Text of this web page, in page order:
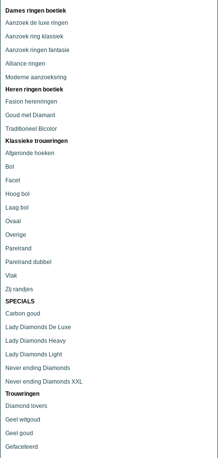
Dames ringen boetiek
Aanzoek de luxe ringen
Aanzoek ring klassiek
Aanzoek ringen fantasie
Alliance ringen
Moderne aanzoeksring
Heren ringen boetiek
Fasion herenringen
Goud met Diamant
Traditioneel Bicolor
Klassieke trouwringen
Afgeronde hoeken
Bol
Facet
Hoog bol
Laag bol
Ovaal
Overige
Parelrand
Parelrand dubbel
Vlak
Zij randjes
SPECIALS
Carbon goud
Lady Diamonds De Luxe
Lady Diamonds Heavy
Lady Diamonds Light
Never ending Diamonds
Never ending Diamonds XXL
Trouwringen
Diamond lovers
Geel witgoud
Geel goud
Gefaceteerd